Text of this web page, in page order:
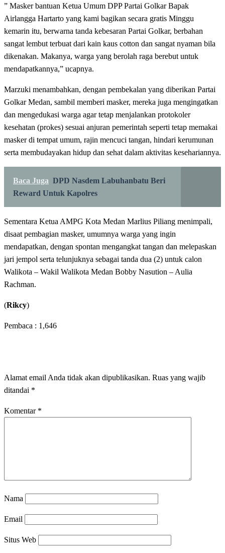
” Masker bantuan Ketua Umum DPP Partai Golkar Bapak
Airlangga Hartarto yang kami bagikan secara gratis Minggu
kemarin itu, berwarna tanda kebesaran Partai Golkar, berbahan
sangat lembut terbuat dari kain kaus cotton dan sangat nyaman bila
dikenakan. Makanya, warga yang berolah raga berebut untuk
mendapatkannya,” ucapnya.
Marzuki menambahkan, dengan pembekalan yang diberikan Partai
Golkar Medan, sambil memberi masker, mereka juga mengingatkan
dan mengedukasi warga agar tetap menjalankan protokoler
kesehatan (prokes) sesuai anjuran pemerintah seperti tetap memakai
masker di tempat umum, rajin mencuci tangan, hindari kerumunan
serta membudayakan hidup dan sehat dalam aktivitas kesehariannya.
Baca Juga DPD Nasdem Labuhanbatu Beri
Reward Untuk Kapolres
Sementara Ketua AMPG Kota Medan Marlius Piliang menimpali,
disaat pembagian masker, umumnya warga yang ingin
mendapatkan, dengan spontan mengangkat tangan dan melepaskan
jari jempol serta telunjuknya sebagai tanda dua (2) untuk calon
Walikota – Wakil Walikota Medan Bobby Nasution – Aulia
Rachman.
(Rikcy)
Pembaca : 1,646
Alamat email Anda tidak akan dipublikasikan. Ruas yang wajib
ditandai *
Komentar *
Nama
Email
Situs Web